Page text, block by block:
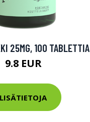
25MG, 100 TABLETTIA
9.8 EUR
LISÄTIETOJA